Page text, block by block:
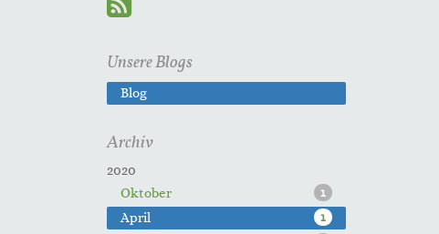
Unsere Blogs
Blog
Archiv
2020
Oktober
1
April 1